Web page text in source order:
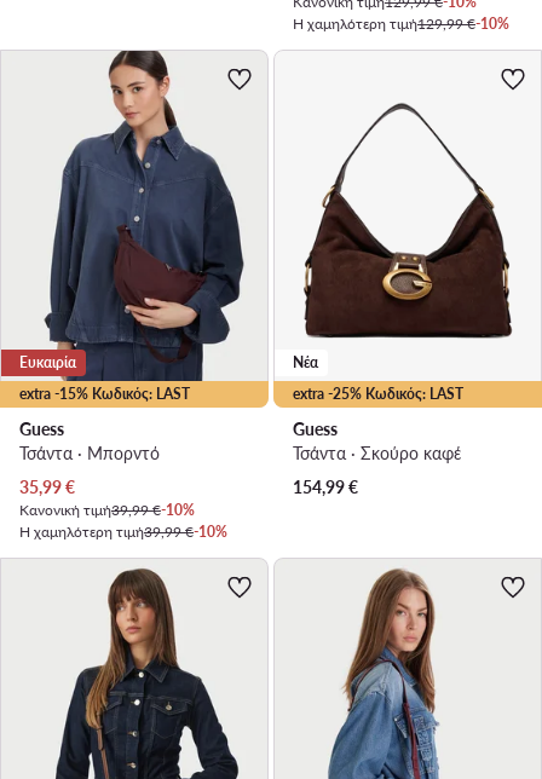
Η χαμηλότερη τιμή129,99 €-10%
extra -15% Κωδικός: LAST
Ευκαιρία
Guess
Τσάντα · Μπορντό
Τρέχουσα τιμή
35,99€
Κανονική τιμή39,99 €-10%
Η χαμηλότερη τιμή39,99 €-10%
extra -25% Κωδικός: LAST
Νέα
Guess
Τσάντα · Σκούρο καφέ
154,99€